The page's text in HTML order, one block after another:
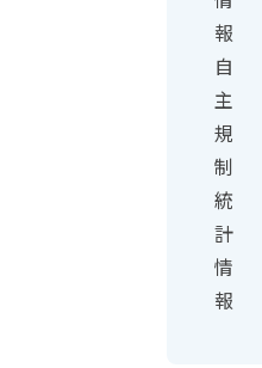
報
自
主
規
制
統
計
情
報